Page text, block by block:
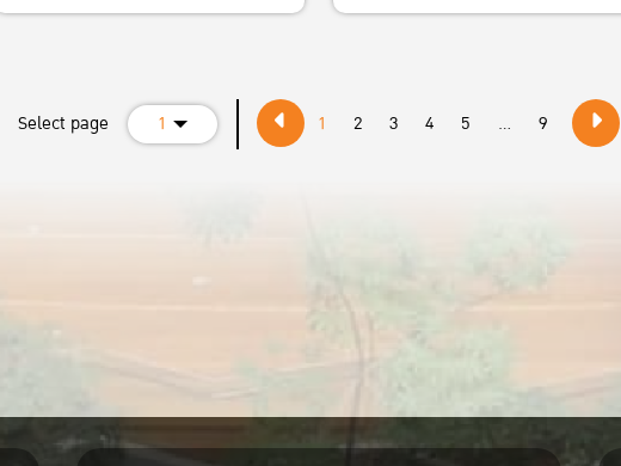
Market Line และอื่นๆ รายละเอียดฐาน
บริษัท ทั้ง บริษัทจดทะเบียนใน
ข้อมูลการควบรวมและการซื้อกิจการ
(M&A, ECM)
Select page 1 1 2 3 4 5 ... 9